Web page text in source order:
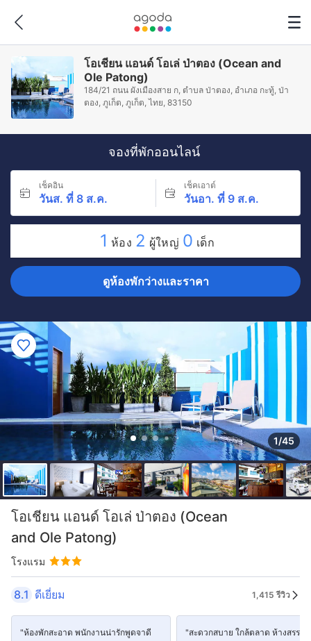
โอเชียน แอนด์ โอเล่ ป่าตอง (Ocean and
Ole Patong)
184/21 ถนน ผังเมืองสาย ก, ตำบล ป่าตอง, อำเภอ กะทู้, ป่า
ตอง, ภูเก็ต, ภูเก็ต, ไทย, 83150
จองที่พักออนไลน์
เช็คอิน
วันส. ที่ 8 ส.ค.
เช็คเอาต์
วันอา. ที่ 9 ส.ค.
1 ห้อง 2 ผู้ใหญ่ 0 เด็ก
ดูห้องพักว่างและราคา
1/45
โอเชียน แอนด์ โอเล่ ป่าตอง (Ocean
and Ole Patong)
โรงแรม
8.1 ดีเยี่ยม 1,415 รีวิว
"ห้องพักสะอาด พนักงานน่ารักพูดจาดี
"สะดวกสบาย ใกล้ตลาด ห้างสรรพ